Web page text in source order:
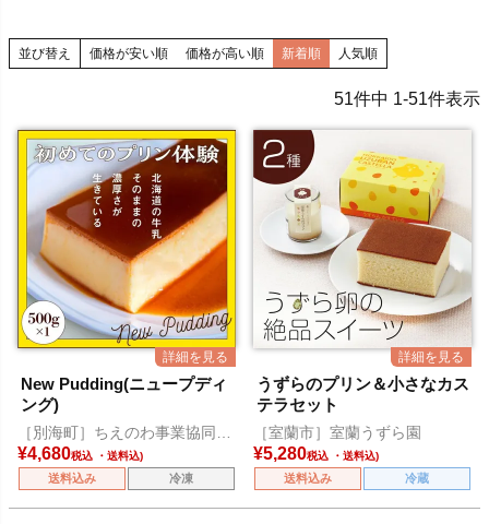
並び替え 価格が安い順 価格が高い順 新着順 人気順
51件中 1-51件表示
New Pudding(ニュープディ
ング)
［別海町］ちえのわ事業協同組
合
¥4,680税込
送料込み 冷凍
うずらのプリン＆小さなカス
テラセット
［室蘭市］室蘭うずら園
¥5,280税込
送料込み 冷蔵